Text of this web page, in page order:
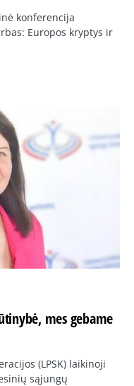
konferencija
Europos kryptys ir
mes gebame
(LPSK) laikinoji
sąjungų